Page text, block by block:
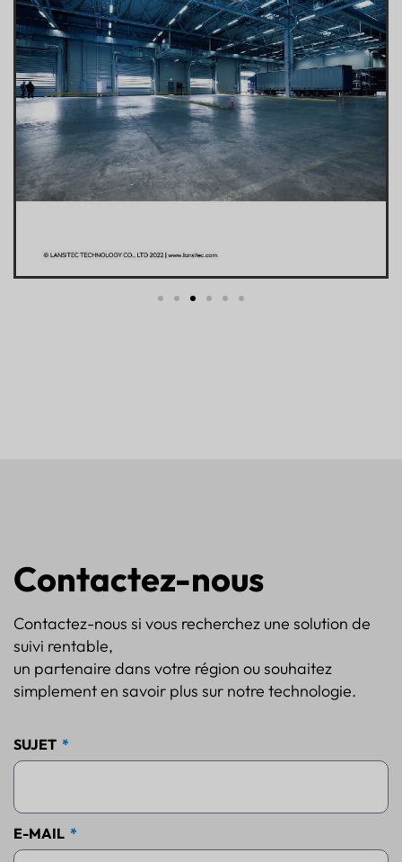
Contactez-nous
Contactez-nous si vous recherchez une solution de
suivi rentable,
un partenaire dans votre région ou souhaitez
simplement en savoir plus sur notre technologie.
SUJET
E-MAIL